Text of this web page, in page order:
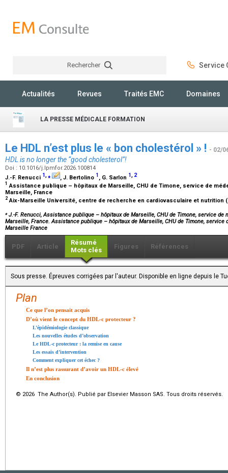
Rechercher Service
Actualités Revues Traités EMC Domaines
LA PRESSE MÉDICALE FORMATION
Le HDL n’est plus le « bon cholestérol » ! - 02/
HDL is no longer the “good cholesterol”!
Doi : 10.1016/j.lpmfor.2026.100814
J.-F. Renucci 1,⁎ , J. Bertolino 1 , G. Sarlon 1, 2
1 Assistance publique – hôpitaux de Marseille, CHU de Timone, service de
Marseille, France
2 Aix-Marseille Université, centre de recherche en cardiovasculaire et nutrition
⁎J.-F. Renucci, Assistance publique – hôpitaux de Marseille, CHU de Timone, service
Marseille, France. Assistance publique – hôpitaux de Marseille, CHU de Timone,
Marseille France
PDF Article
Résumé
Mots clés
Figures Références
Sous presse. Épreuves corrigées par l'auteur. Disponible en ligne depuis le
Plan
Ce que l’on pensait acquis
D’où vient le concept du HDL-c protecteur ?
L’épidémiologie classique
Les nouvelles études d’observation
Le HDL-c protecteur : la remise en cause
Les essais d’intervention
Comment expliquer cet échec ?
Il n’est plus rassurant d’avoir un HDL-c élevé
En conclusion
© 2026 The Author(s). Publié par Elsevier Masson SAS. Tous droits réservés.